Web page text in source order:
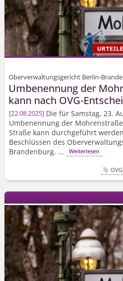
Oberverwaltungsgericht Berlin-
Umbenennung der
kann nach OVG-
22.08.2025 Die für Samstag, 23.
Umbenennung der
Straße kann durchgeführt
Beschlüssen des
Brandenburg. ...
Weiterlesen